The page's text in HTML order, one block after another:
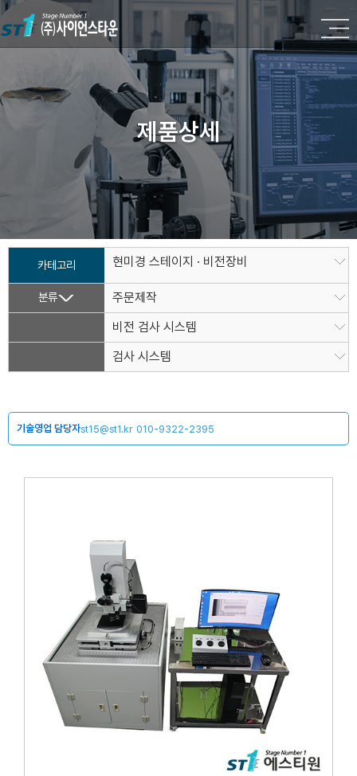
제품상세
카테고리 현미경 스테이지 · 비전장비
분류
주문제작
비전 검사 시스템
검사 시스템
기술영업 담당자st15@st1.kr 010-9322-2395